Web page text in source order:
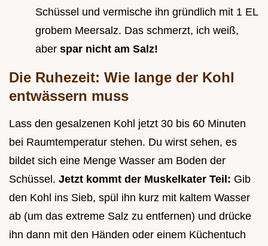
Schüssel und vermische ihn gründlich mit 1 EL
grobem Meersalz. Das schmerzt, ich weiß,
aber spar nicht am Salz!
Die Ruhezeit: Wie lange der Kohl
entwässern muss
Lass den gesalzenen Kohl jetzt 30 bis 60 Minuten
bei Raumtemperatur stehen. Du wirst sehen, es
bildet sich eine Menge Wasser am Boden der
Schüssel. Jetzt kommt der Muskelkater Teil: Gib
den Kohl ins Sieb, spül ihn kurz mit kaltem Wasser
ab (um das extreme Salz zu entfernen) und drücke
ihn dann mit den Händen oder einem Küchentuch